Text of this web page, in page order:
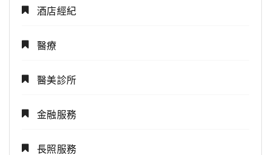
酒店經紀
醫療
醫美診所
金融服務
長照服務